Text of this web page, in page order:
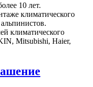
10 лет.
климатического
климатического
Mitsubishi, Haier,